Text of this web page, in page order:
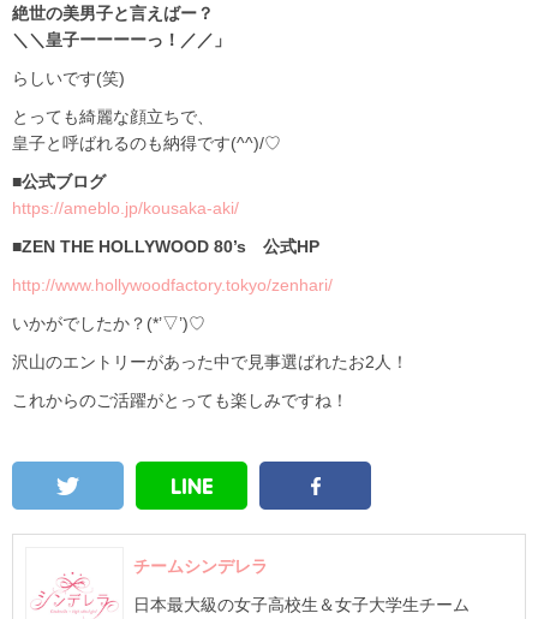
絶世の美男子と言えばー？
＼＼皇子ーーーーっ！／／」
らしいです(笑)
とっても綺麗な顔立ちで、
皇子と呼ばれるのも納得です(^^)/♡
■公式ブログ
https://ameblo.jp/kousaka-aki/
■ZEN THE HOLLYWOOD 80’s 公式HP
http://www.hollywoodfactory.tokyo/zenhari/
いかがでしたか？(*’▽’)♡
沢山のエントリーがあった中で見事選ばれたお2人！
これからのご活躍がとっても楽しみですね！
チームシンデレラ
日本最大級の女子高校生＆女子大学生チーム